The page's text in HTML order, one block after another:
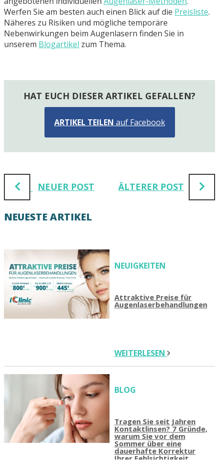
Werfen Sie am besten auch einen Blick auf die Preisliste.
Näheres zu Risiken und mögliche temporäre
Nebenwirkungen beim Augenlasern finden Sie in
unserem Blogartikel zum Thema.
HAT EUCH DIESER ARTIKEL GEFALLEN?
ARTIKEL TEILEN auf Facebook
NEUER POST ÄLTERER POST
NEUESTE ARTIKEL
NEUIGKEITEN
Attraktive Preise für
Augenlaserbehandlungen
WEITERLESEN
BLOG
Tragen Sie seit Jahren
Kontaktlinsen? 7 Gründe,
warum Sie vor dem
Sommer über eine
dauerhafte Korrektur
Ihrer Fehlsichtigkeit